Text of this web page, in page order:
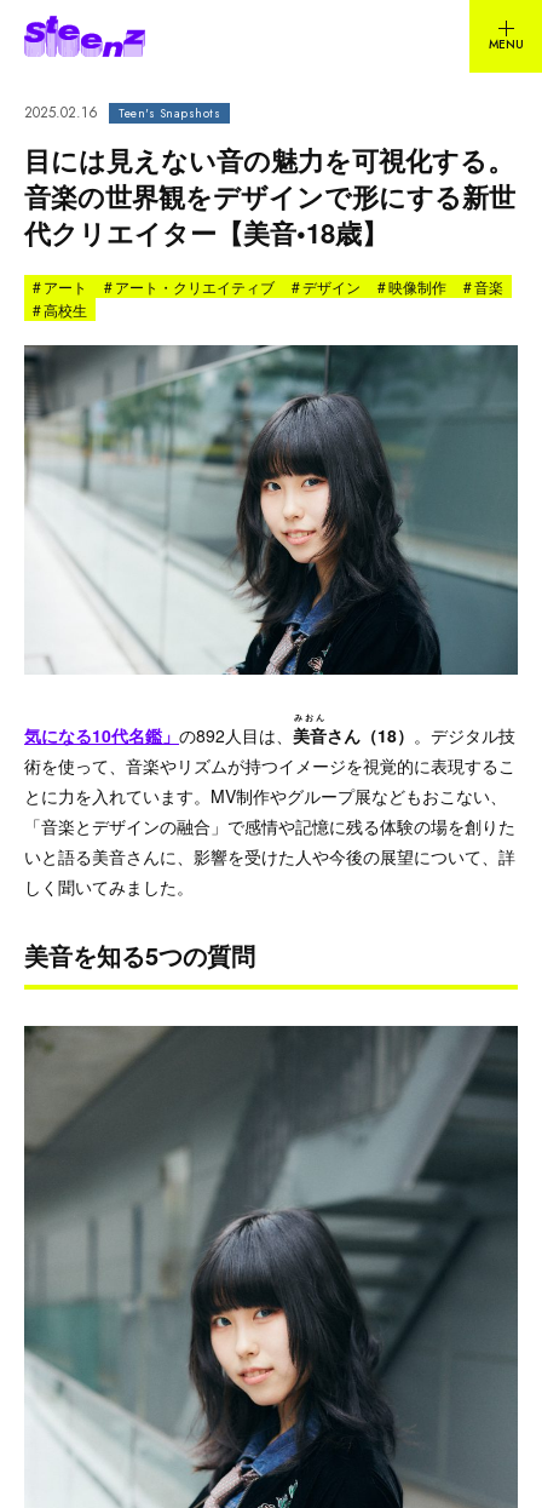
2025.02.16 Teen's Snapshots
目には見えない音の魅力を可視化する。
音楽の世界観をデザインで形にする新世
代クリエイター【美音•18歳】
#アート #アート・クリエイティブ #デザイン #映像制作 #音楽
#高校生
気になる10代名鑑」 の892人目は、 美音
みおん
さん（18） 。デジタル技
術を使って、音楽やリズムが持つイメージを視覚的に表現するこ
とに力を入れています。MV制作やグループ展などもおこない、
「音楽とデザインの融合」で感情や記憶に残る体験の場を創りた
いと語る美音さんに、影響を受けた人や今後の展望について、詳
しく聞いてみました。
美音を知る5つの質問